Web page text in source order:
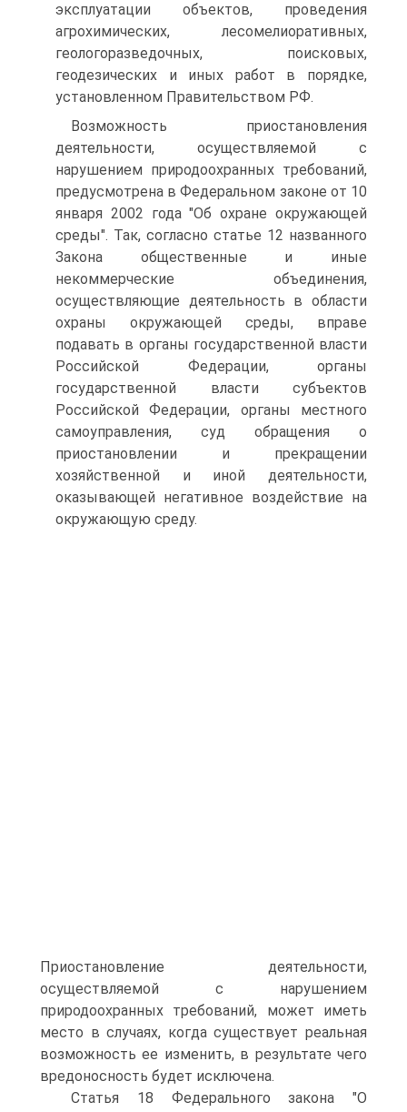
эксплуатации объектов, проведения
агрохимических, лесомелиоративных,
геологоразведочных, поисковых,
геодезических и иных работ в порядке,
установленном Правительством РФ.
Возможность приостановления
деятельности, осуществляемой с
нарушением природоохранных требований,
предусмотрена в Федеральном законе от 10
января 2002 года "Об охране окружающей
среды". Так, согласно статье 12 названного
Закона общественные и иные
некоммерческие объединения,
осуществляющие деятельность в области
охраны окружающей среды, вправе
подавать в органы государственной власти
Российской Федерации, органы
государственной власти субъектов
Российской Федерации, органы местного
самоуправления, суд обращения о
приостановлении и прекращении
хозяйственной и иной деятельности,
оказывающей негативное воздействие на
окружающую среду.
Приостановление деятельности,
осуществляемой с нарушением
природоохранных требований, может иметь
место в случаях, когда существует реальная
возможность ее изменить, в результате чего
вредоносность будет исключена.
Статья 18 Федерального закона "О